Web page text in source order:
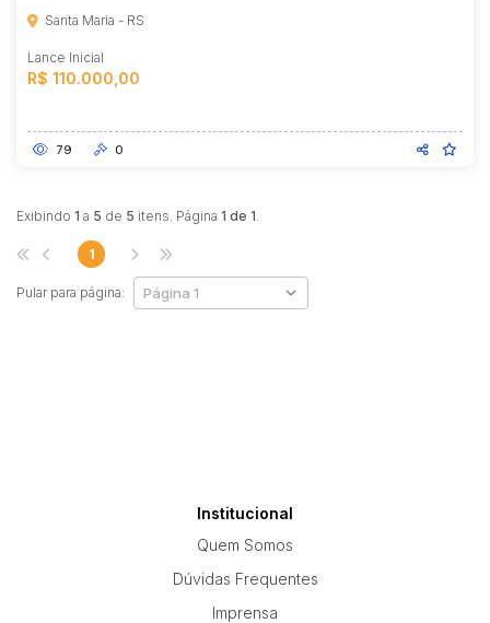
Santa Maria - RS
Lance Inicial
R$ 110.000,00
79 0
Exibindo 1 a 5 de 5 itens. Página 1 de 1.
Pular para página:
1
Institucional
Quem Somos
Dúvidas Frequentes
Imprensa